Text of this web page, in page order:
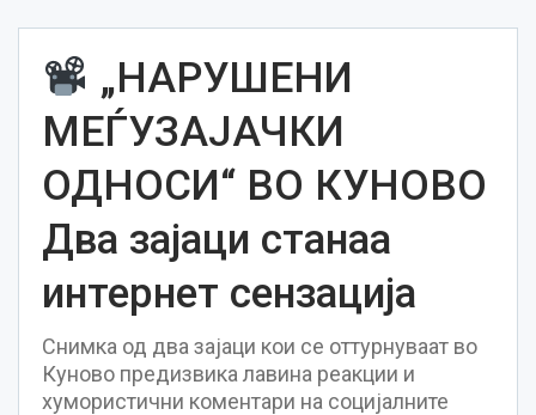
„НАРУШЕНИ
МЕЃУЗАЈАЧКИ
ОДНОСИ“ ВО КУНОВО
Два зајаци станаа
интернет сензација
Снимка од два зајаци кои се оттурнуваат во
Куново предизвика лавина реакции и
хумористични коментари на социјалните